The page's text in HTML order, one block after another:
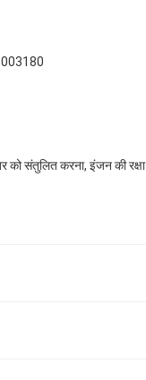
को संतुलित करना, इंजन की रक्षा